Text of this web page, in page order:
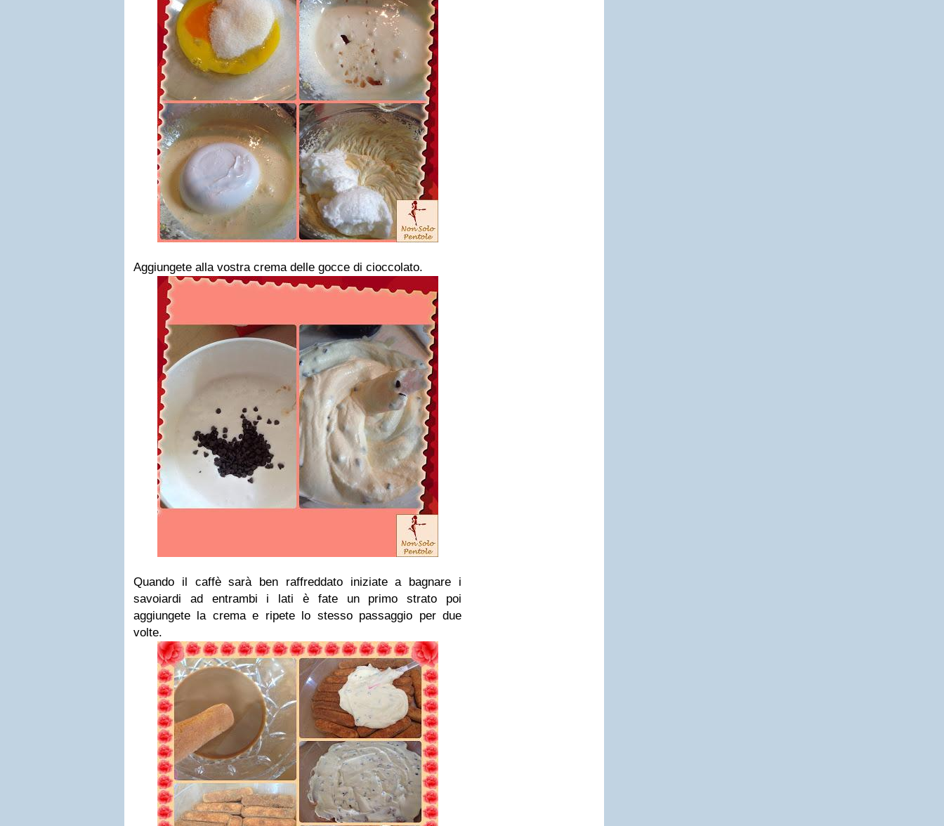
Aggiungete alla vostra crema delle gocce di cioccolato.
Quando il caffè sarà ben raffreddato iniziate a bagnare i
savoiardi ad entrambi i lati è fate un primo strato poi
aggiungete la crema e ripete lo stesso passaggio per due
volte.